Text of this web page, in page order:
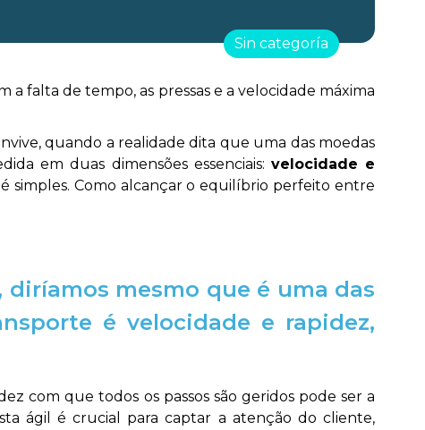
Sin categoría
falta de tempo, as pressas e a velocidade máxima
quando a realidade dita que uma das moedas
em duas dimensões essenciais: velocidade e
simples. Como alcançar o equilíbrio perfeito entre
mesmo que é uma das
é velocidade e rapidez,
com que todos os passos são geridos pode ser a
ágil é crucial para captar a atenção do cliente,